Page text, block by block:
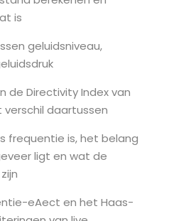
is
geluidsniveau,
de Directivity Index van
daartussen
frequentie is, het belang
ligt en wat de
eAect en het Haas-